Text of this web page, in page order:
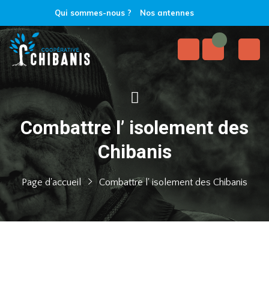
Qui sommes-nous ? Nos antennes
Combattre l’ isolement des
Chibanis
Page d'accueil Combattre l' isolement des Chibanis